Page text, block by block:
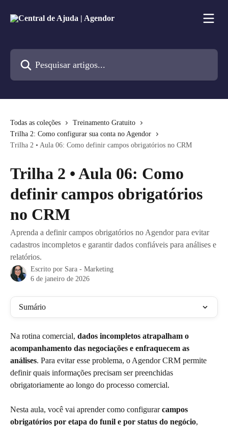
Todas as coleções
Treinamento Gratuito
Trilha 2: Como configurar sua conta no Agendor
Trilha 2 • Aula 06: Como definir campos obrigatórios no CRM
Trilha 2 • Aula 06: Como
definir campos obrigatórios
no CRM
Aprenda a definir campos obrigatórios no Agendor para evitar
cadastros incompletos e garantir dados confiáveis para análises e
relatórios.
Escrito por Sara - Marketing
6 de janeiro de 2026
Sumário
Na rotina comercial, dados incompletos atrapalham o
acompanhamento das negociações e enfraquecem as
análises. Para evitar esse problema, o Agendor CRM permite
definir quais informações precisam ser preenchidas
obrigatoriamente ao longo do processo comercial.
Nesta aula, você vai aprender como configurar campos
obrigatórios por etapa do funil e por status do negócio,